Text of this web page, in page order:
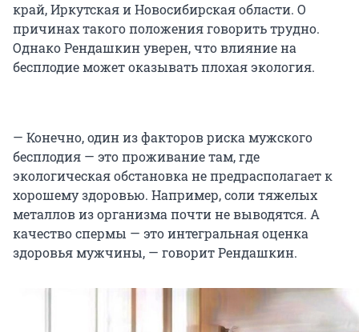
край, Иркутская и Новосибирская области. О
причинах такого положения говорить трудно.
Однако Рендашкин уверен, что влияние на
бесплодие может оказывать плохая экология.
— Конечно, один из факторов риска мужского
бесплодия — это проживание там, где
экологическая обстановка не предрасполагает к
хорошему здоровью. Например, соли тяжелых
металлов из организма почти не выводятся. А
качество спермы — это интегральная оценка
здоровья мужчины, — говорит Рендашкин.